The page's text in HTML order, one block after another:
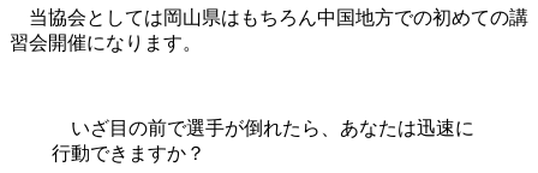
当協会としては岡山県はもちろん中国地方での初めての講
習会開催になります。
いざ目の前で選手が倒れたら、あなたは迅速に
行動できますか？